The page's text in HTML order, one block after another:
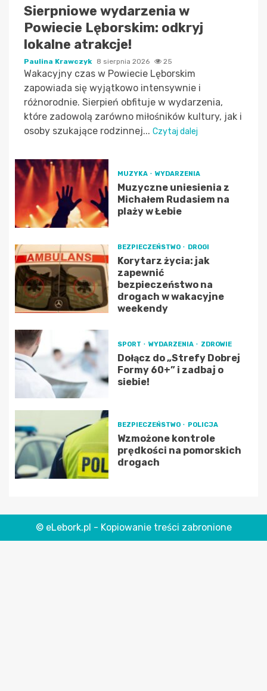
Sierpniowe wydarzenia w
Powiecie Lęborskim: odkryj
lokalne atrakcje!
Paulina Krawczyk 8 sierpnia 2026 25
Wakacyjny czas w Powiecie Lęborskim
zapowiada się wyjątkowo intensywnie i
różnorodnie. Sierpień obfituje w wydarzenia,
które zadowolą zarówno miłośników kultury, jak i
osoby szukające rodzinnej... Czytaj dalej
MUZYKA WYDARZENIA
Muzyczne uniesienia z
Michałem Rudasiem na
plaży w Łebie
BEZPIECZEŃSTWO DROGI
Korytarz życia: jak
zapewnić
bezpieczeństwo na
drogach w wakacyjne
weekendy
SPORT WYDARZENIA ZDROWIE
Dołącz do „Strefy Dobrej
Formy 60+” i zadbaj o
siebie!
BEZPIECZEŃSTWO POLICJA
Wzmożone kontrole
prędkości na pomorskich
drogach
© eLebork.pl - Kopiowanie treści zabronione